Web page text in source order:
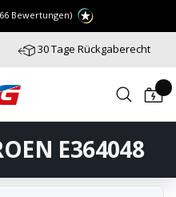
Bewertungen)
30 Tage Rückgaberecht
E364048